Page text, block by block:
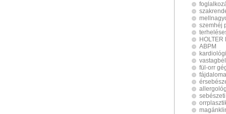
szemhéj
HOLTER
ABPM
fül-orr